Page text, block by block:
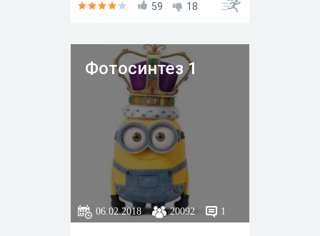
59 18
Фотосинтез 1
06.02.2018 20092 1